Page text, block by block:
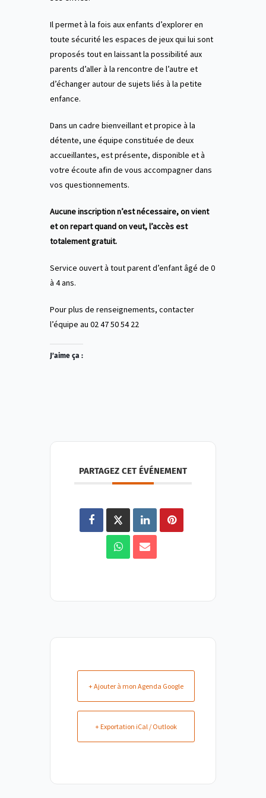
Il permet à la fois aux enfants d’explorer en
toute sécurité les espaces de jeux qui lui sont
proposés tout en laissant la possibilité aux
parents d’aller à la rencontre de l’autre et
d’échanger autour de sujets liés à la petite
enfance.
Dans un cadre bienveillant et propice à la
détente, une équipe constituée de deux
accueillantes, est présente, disponible et à
votre écoute afin de vous accompagner dans
vos questionnements.
Aucune inscription n’est nécessaire, on vient
et on repart quand on veut, l’accès est
totalement gratuit.
Service ouvert à tout parent d’enfant âgé de 0
à 4 ans.
Pour plus de renseignements, contacter
l’équipe au 02 47 50 54 22
J’aime ça :
PARTAGEZ CET ÉVÉNEMENT
+ Ajouter à mon Agenda Google
+ Exportation iCal / Outlook